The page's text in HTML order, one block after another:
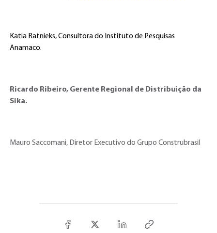
Katia Ratnieks, Consultora do Instituto de Pesquisas
Anamaco.
Ricardo Ribeiro, Gerente Regional de Distribuição da
Sika.
Mauro Saccomani, Diretor Executivo do Grupo Construbrasil